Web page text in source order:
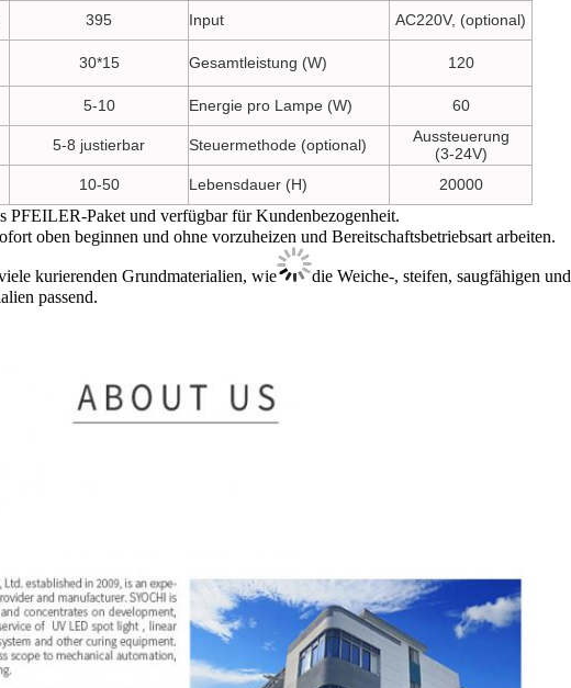
395 Input
AC220V, (optional)
30*15 Gesamtleistung (W)
120
5-10 Energie pro Lampe (W)
60
5-8 justierbar Steuermethode (optional)
Aussteuerung
(3-24V)
10-50 Lebensdauer (H) 20000
PFEILER-Paket und verfügbar für Kundenbezogenheit.
oben beginnen und ohne vorzuheizen und Bereitschaftsbetriebsart arbeiten.
kurierenden Grundmaterialien, wie
die Weiche-, steifen, saugfähigen und
passend.